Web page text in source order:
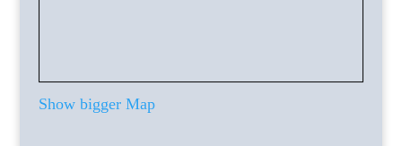
Show bigger Map